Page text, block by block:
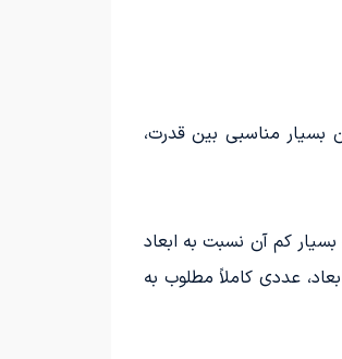
بسیار مناسبی بین قدرت،
بسیار کم آن نسبت به ابعاد
عددی کاملاً مطلوب به